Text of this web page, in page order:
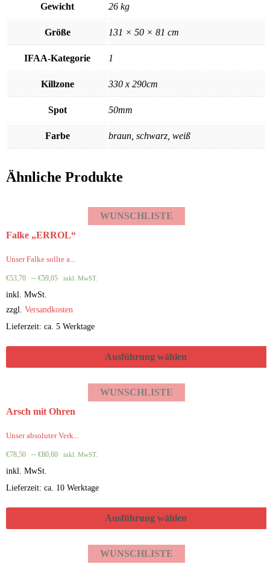
Gewicht 26 kg
Größe 131 × 50 × 81 cm
IFAA-Kategorie 1
Killzone 330 x 290cm
Spot 50mm
Farbe braun, schwarz, weiß
Ähnliche Produkte
WUNSCHLISTE
Falke „ERROL“
Unser Falke sollte a...
€53,70 –€59,05 inkl. MwST.
inkl. MwSt.
zzgl.Versandkosten
Lieferzeit: ca. 5 Werktage
Ausführung wählen
WUNSCHLISTE
Arsch mit Ohren
Unser absoluter Verk...
€78,50 –€80,60 inkl. MwST.
inkl. MwSt.
Lieferzeit: ca. 10 Werktage
Ausführung wählen
WUNSCHLISTE